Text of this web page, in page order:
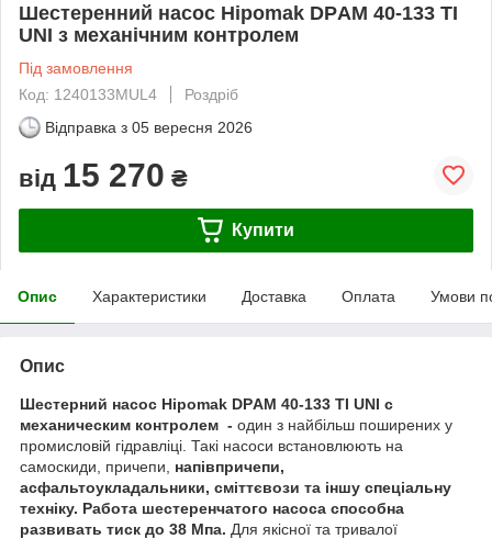
Шестеренний насос Hipomak DPАМ 40-133 TI
UNI з механічним контролем
Під замовлення
Код: 1240133MUL4
Роздріб
Відправка з 05 вересня 2026
від 15 270 ₴
Купити
Опис Характеристики Доставка Оплата Умови
Опис
Шестерний насос Hipomak DPАМ 40-133 TI UNI с
механическим контролем - один з найбільш поширених у
промисловій гідравліці. Такі насоси встановлюють на
самоскиди, причепи, напівпричепи,
асфальтоукладальники, сміттєвози та іншу спеціальну
техніку. Работа шестеренчатого насоса способна
развивать тиск до 38 Мпа. Для якісної та тривалої